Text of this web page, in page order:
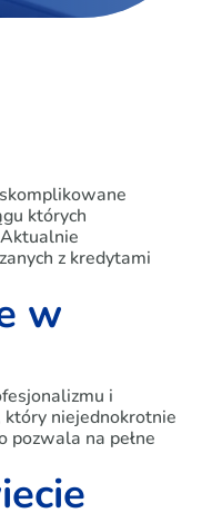
których
z kredytami
w
i
który niejednokrotnie
pozwala na pełne